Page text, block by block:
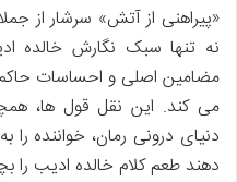
«پیراهنی از آتش» سرشار از
نه تنها سبک نگارش خالده
مضامین اصلی و احساسات حاکم
می کند. این نقل قول ها،
دنیای درونی رمان، خواننده را
دهند طعم کلام خالده ادیب را